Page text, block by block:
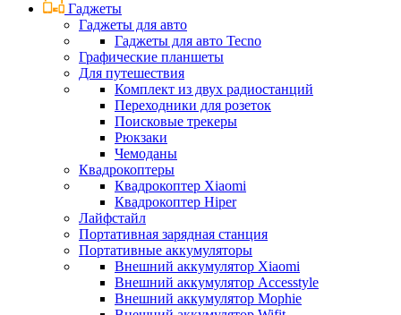
Гаджеты
Гаджеты для авто
Гаджеты для авто Tecno
Графические планшеты
Для путешествия
Комплект из двух радиостанций
Переходники для розеток
Поисковые трекеры
Рюкзаки
Чемоданы
Квадрокоптеры
Квадрокоптер Xiaomi
Квадрокоптер Hiper
Лайфстайл
Портативная зарядная станция
Портативные аккумуляторы
Внешний аккумулятор Xiaomi
Внешний аккумулятор Accesstyle
Внешний аккумулятор Mophie